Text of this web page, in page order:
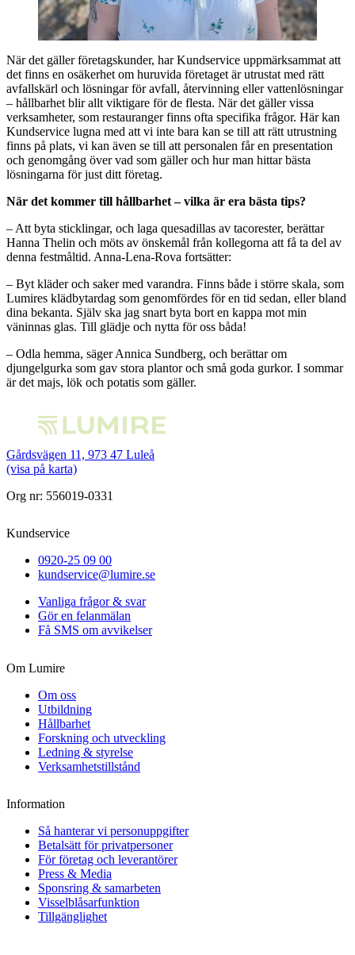
När det gäller företagskunder, har Kundservice uppmärksammat att
det finns en osäkerhet om huruvida företaget är utrustat med rätt
avfallskärl och lösningar för avfall, återvinning eller vattenlösningar
– hållbarhet blir allt viktigare för de flesta. När det gäller vissa
verksamheter, som restauranger finns ofta specifika frågor. Här kan
Kundservice lugna med att vi inte bara kan se till att rätt utrustning
finns på plats, vi kan även se till att personalen får en presentation
och genomgång över vad som gäller och hur man hittar bästa
lösningarna för just ditt företag.
När det kommer till hållbarhet – vilka är era bästa tips?
– Att byta sticklingar, och laga quesadillas av tacorester, berättar
Hanna Thelin och möts av önskemål från kollegorna att få ta del av
denna festmåltid. Anna-Lena-Rova fortsätter:
– Byt kläder och saker med varandra. Finns både i större skala, som
Lumires klädbytardag som genomfördes för en tid sedan, eller bland
dina bekanta. Själv ska jag snart byta bort en kappa mot min
väninnas glas. Till glädje och nytta för oss båda!
– Odla hemma, säger Annica Sundberg, och berättar om
djungelgurka som gav stora plantor och små goda gurkor. I sommar
är det majs, lök och potatis som gäller.
Gårdsvägen 11, 973 47 Luleå
(visa på karta)
Org nr: 556019-0331
Kundservice
0920-25 09 00
kundservice@lumire.se
Vanliga frågor & svar
Gör en felanmälan
Få SMS om avvikelser
Om Lumire
Om oss
Utbildning
Hållbarhet
Forskning och utveckling
Ledning & styrelse
Verksamhetstillstånd
Information
Så hanterar vi personuppgifter
Betalsätt för privatpersoner
För företag och leverantörer
Press & Media
Sponsring & samarbeten
Visselblåsarfunktion
Tillgänglighet